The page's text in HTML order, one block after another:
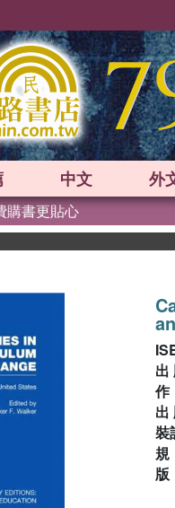
中文 外
購書更貼心
裝